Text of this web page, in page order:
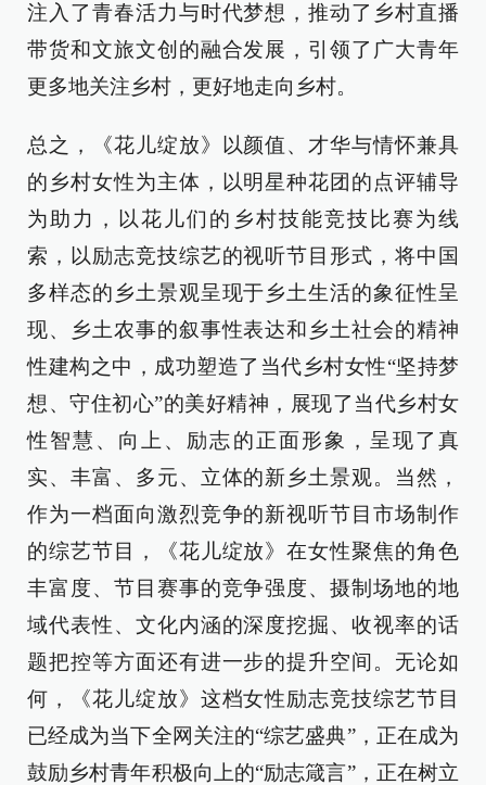
注入了青春活力与时代梦想，推动了乡村直播
带货和文旅文创的融合发展，引领了广大青年
更多地关注乡村，更好地走向乡村。
总之，《花儿绽放》以颜值、才华与情怀兼具
的乡村女性为主体，以明星种花团的点评辅导
为助力，以花儿们的乡村技能竞技比赛为线
索，以励志竞技综艺的视听节目形式，将中国
多样态的乡土景观呈现于乡土生活的象征性呈
现、乡土农事的叙事性表达和乡土社会的精神
性建构之中，成功塑造了当代乡村女性“坚持梦
想、守住初心”的美好精神，展现了当代乡村女
性智慧、向上、励志的正面形象，呈现了真
实、丰富、多元、立体的新乡土景观。当然，
作为一档面向激烈竞争的新视听节目市场制作
的综艺节目，《花儿绽放》在女性聚焦的角色
丰富度、节目赛事的竞争强度、摄制场地的地
域代表性、文化内涵的深度挖掘、收视率的话
题把控等方面还有进一步的提升空间。无论如
何，《花儿绽放》这档女性励志竞技综艺节目
已经成为当下全网关注的“综艺盛典”，正在成为
鼓励乡村青年积极向上的“励志箴言”，正在树立